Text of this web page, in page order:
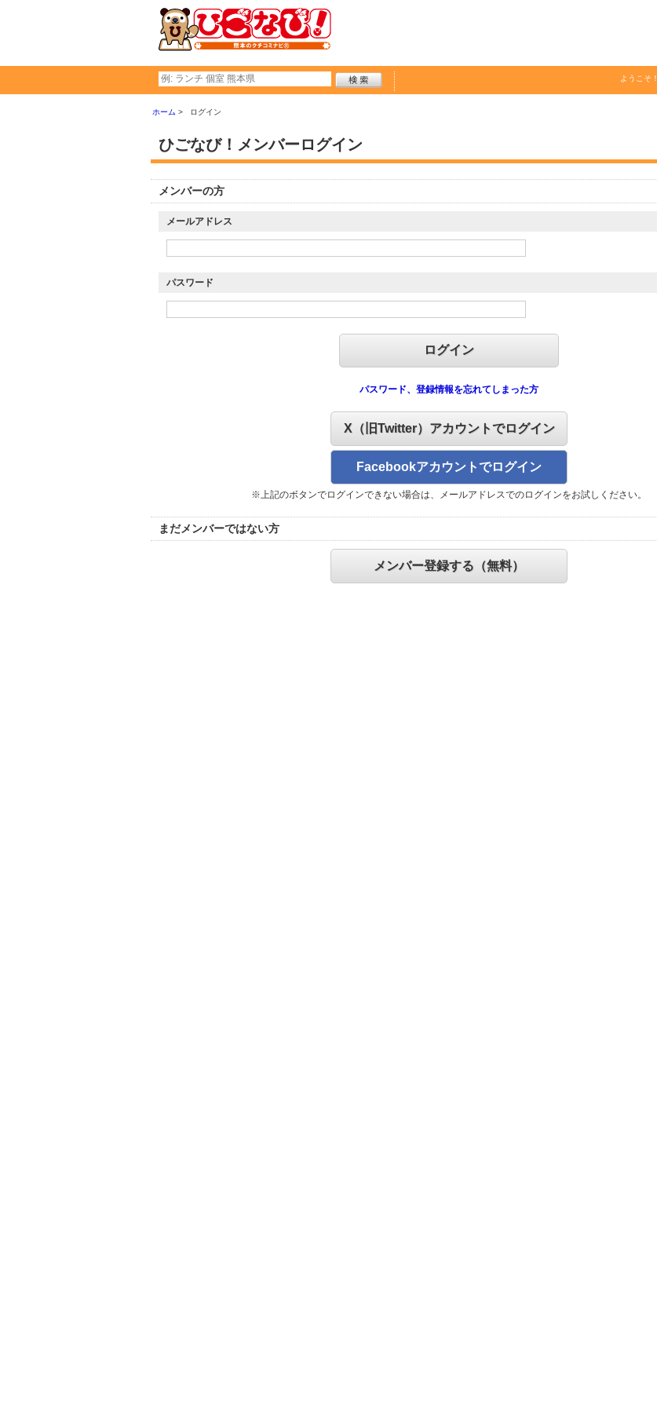
ようこそ！
ホーム ログイン
ひごなび！メンバーログイン
メンバーの方
メールアドレス
パスワード
パスワード、登録情報を忘れてしまった方
X（旧Twitter）アカウントでログイン
Facebookアカウントでログイン
※上記のボタンでログインできない場合は、メールアドレスでのログインをお試しください。
まだメンバーではない方
メンバー登録する（無料）